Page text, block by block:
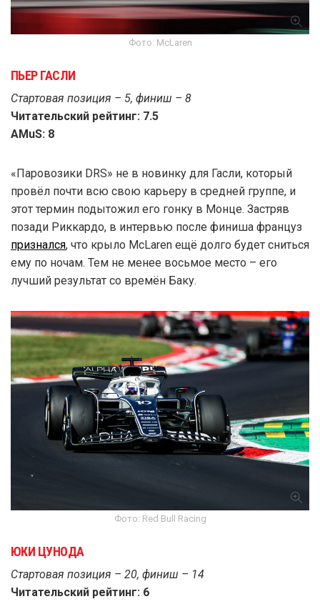
Фото: McLaren
ПЬЕР ГАСЛИ
Стартовая позиция – 5, финиш – 8
Читательский рейтинг: 7.5
AMuS: 8
«Паровозики DRS» не в новинку для Гасли, который
провёл почти всю свою карьеру в средней группе, и
этот термин подытожил его гонку в Монце. Застряв
позади Риккардо, в интервью после финиша француз
признался, что крыло McLaren ещё долго будет сниться
ему по ночам. Тем не менее восьмое место – его
лучший результат со времён Баку.
Фото: Red Bull Racing
ЮКИ ЦУНОДА
Стартовая позиция – 20, финиш – 14
Читательский рейтинг: 6